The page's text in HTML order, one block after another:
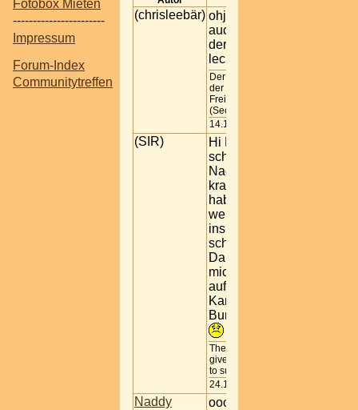
Fotobox Mieten
-----------------------
Impressum
Forum-Index
Communitytreffen
(chrisleebär) ohja ich mich
auch.
der is echt
lecker.
Der Zeit ihre Kunst-
der Kunst ihre
Freiheit
(Secession Wien)
14.11.2005 10:32
(SIR)
Hi Leute,
schlechte
Nachricht, bin
krank geworden,
habe Fieber, und
werds wohl nicht
ins Crossfields
schaffen.
Dabei hab ich
mich schon so
auf einen
Kangaroo-
Burger gefreut.
The period of pain
gives me the strenght
to suceed
24.11.2005 14:13
Naddy
oooooooooooch